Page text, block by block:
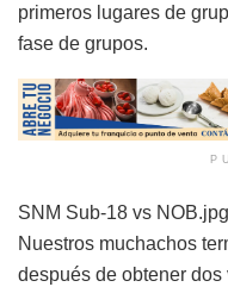
primeros lugares de
fase de grupos.
SNM Sub-18 vs NOB.jpg
Nuestros muchachos
después de obtener dos